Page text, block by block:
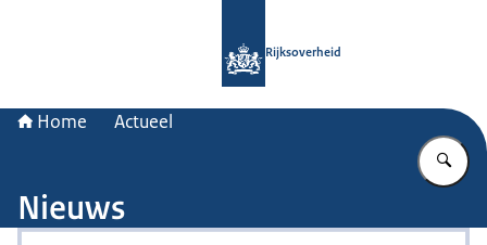
Rijksoverheid
Home Actueel
Nieuws